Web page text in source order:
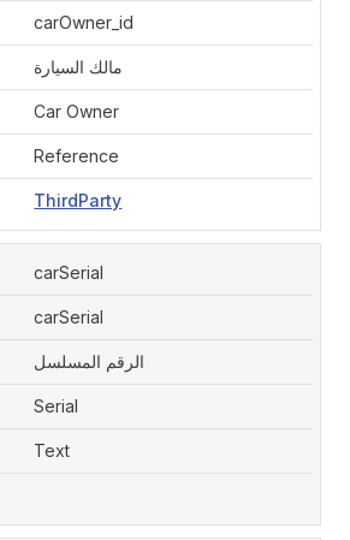
carOwner_id
مالك السيارة
Car Owner
Reference
ThirdParty
carSerial
carSerial
الرقم المسلسل
Serial
Text